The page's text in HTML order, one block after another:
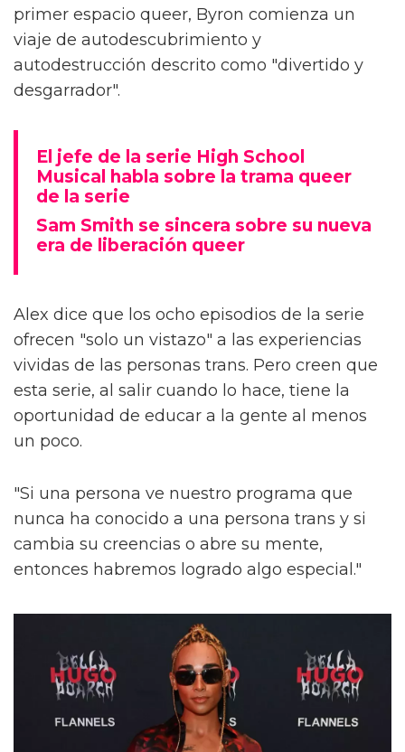
primer espacio queer, Byron comienza un
viaje de autodescubrimiento y
autodestrucción descrito como "divertido y
desgarrador".
El jefe de la serie High School
Musical habla sobre la trama queer
de la serie
Sam Smith se sincera sobre su nueva
era de liberación queer
Alex dice que los ocho episodios de la serie
ofrecen "solo un vistazo" a las experiencias
vividas de las personas trans. Pero creen que
esta serie, al salir cuando lo hace, tiene la
oportunidad de educar a la gente al menos
un poco.
"Si una persona ve nuestro programa que
nunca ha conocido a una persona trans y si
cambia su creencias o abre su mente,
entonces habremos logrado algo especial."